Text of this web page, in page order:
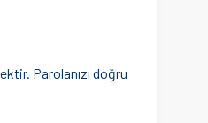
Parolanızı doğru